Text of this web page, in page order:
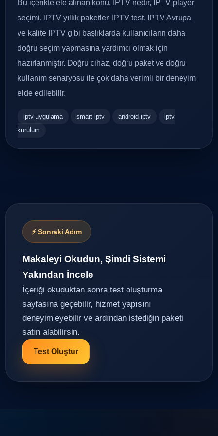
Bu içerikte ele alınan konu, IPTV nedir, IPTV player
seçimi, IPTV yıllık paketler, IPTV test, IPTV Avrupa
ve kalite IPTV gibi başlıklarda kullanıcıların daha
doğru seçim yapmasına yardımcı olmak için
hazırlanmıştır. Doğru cihaz, doğru paket ve doğru
kullanım senaryosu ile çok daha verimli bir deneyim
elde edilebilir.
iptv uygulama smart iptv android iptv
iptv
kurulum
⚡ Sonraki Adım
Makaleyi Okudun, Şimdi Sistemi
Yakından İncele
İçeriği okuduktan sonra test oluşturma
sayfasına geçebilir, hizmet yapısını
deneyimleyebilir ve ardından istediğin paketi
satın alabilirsin.
Test Oluştur